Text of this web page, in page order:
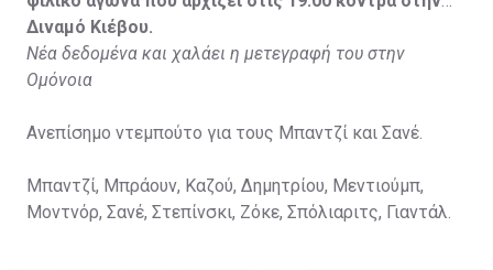
Διναμό Κιέβου.
Νέα δεδομένα και χαλάει η μετεγραφή του στην
Ομόνοια
Ανεπίσημο ντεμπούτο για τους Μπαντζί και Σανέ.
Μπαντζί, Μπράουν, Καζού, Δημητρίου, Μεντιούμπ,
Μοντνόρ, Σανέ, Στεπίνσκι, Ζόκε, Σπόλιαριτς, Γιαντάλ.